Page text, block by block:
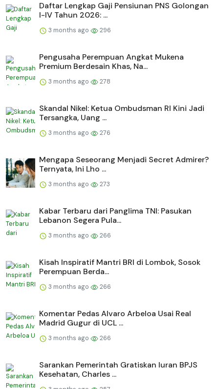
Daftar Lengkap Gaji Pensiunan PNS Golongan
I-IV Tahun 2026: ...
3 months ago 296
Pengusaha Perempuan Angkat Mukena
Premium Berdesain Khas, Na...
3 months ago 278
Skandal Nikel: Ketua Ombudsman RI Kini Jadi
Tersangka, Uang ...
3 months ago 276
Mengapa Seseorang Menjadi Secret Admirer?
Ternyata, Ini Lho ...
3 months ago 273
Kabar Terbaru dari Panglima TNI: Pasukan
Lebanon Segera Pula...
3 months ago 266
Kisah Inspiratif Mantri BRI di Lombok, Sosok
Perempuan Berda...
3 months ago 266
Komentar Pedas Alvaro Arbeloa Usai Real
Madrid Gugur di UCL ...
3 months ago 266
Sarankan Pemerintah Gratiskan Iuran BPJS
Kesehatan, Charles ...